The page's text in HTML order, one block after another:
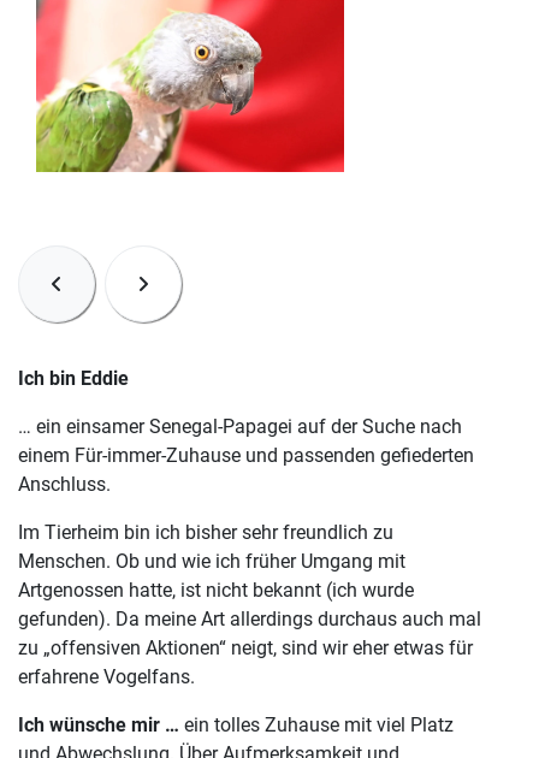
Ich bin Eddie
… ein einsamer Senegal-Papagei auf der Suche nach
einem Für-immer-Zuhause und passenden gefiederten
Anschluss.
Im Tierheim bin ich bisher sehr freundlich zu
Menschen. Ob und wie ich früher Umgang mit
Artgenossen hatte, ist nicht bekannt (ich wurde
gefunden). Da meine Art allerdings durchaus auch mal
zu „offensiven Aktionen“ neigt, sind wir eher etwas für
erfahrene Vogelfans.
Ich wünsche mir … ein tolles Zuhause mit viel Platz